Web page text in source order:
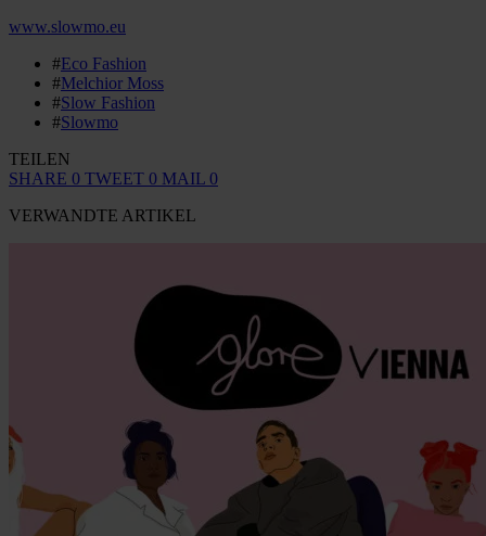
www.slowmo.eu
#Eco Fashion
#Melchior Moss
#Slow Fashion
#Slowmo
TEILEN
SHARE 0 TWEET 0 MAIL 0
VERWANDTE ARTIKEL